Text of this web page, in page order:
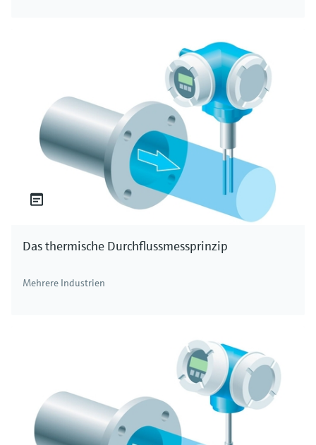
Das thermische Durchflussmessprinzip
Mehrere Industrien